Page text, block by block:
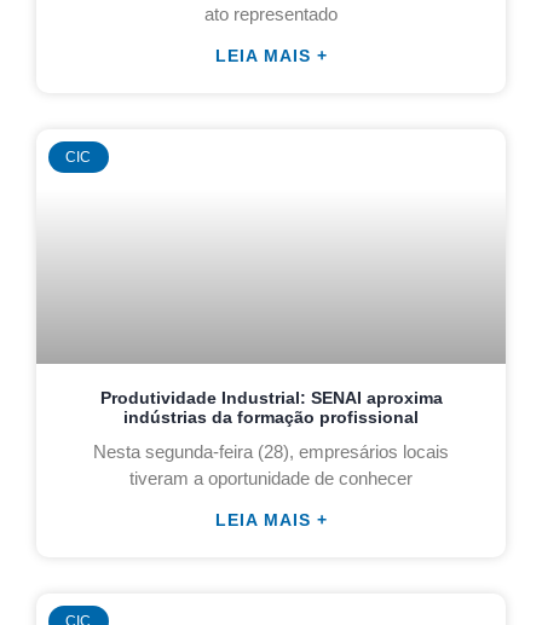
ato representado
LEIA MAIS +
CIC
Produtividade Industrial: SENAI aproxima
indústrias da formação profissional
Nesta segunda-feira (28), empresários locais
tiveram a oportunidade de conhecer
LEIA MAIS +
CIC